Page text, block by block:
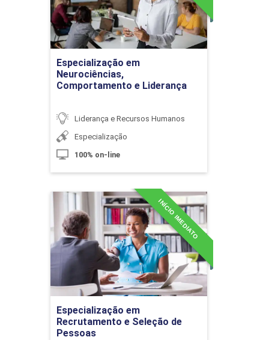
O Papel da Liderança
10h
Liderança, Participação e Formação
de Equipes
10h
Gestão de Talentos Humanos
Gestão de Pessoas e Organização
Especialização em
Neurociências,
Comportamento e Liderança
Liderança e Recursos Humanos
Especialização
100% on-line
Detalhes do curso
Ir para Inscrição
Especialização em
Recrutamento e Seleção de
Pessoas
INÍCIO IMEDIATO
Especialização em
Recrutamento e Seleção de
Pessoas
Detalhes do curso